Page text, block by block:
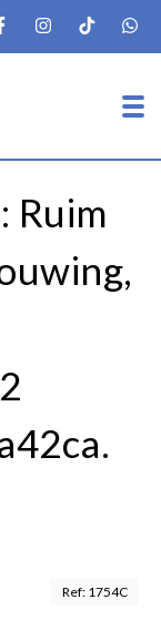
Ruim
Ref: 1754C